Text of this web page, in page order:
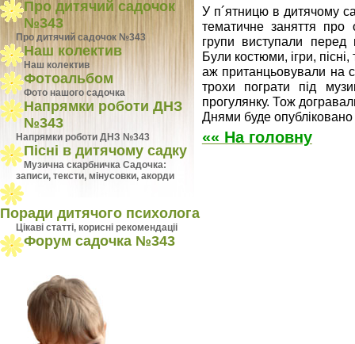
Про дитячий садочок
№343
Про дитячий садочок №343
Наш колектив
Наш колектив
Фотоальбом
Фото нашого садочка
Напрямки роботи ДНЗ
№343
Напрямки роботи ДНЗ №343
Пісні в дитячому садку
Музична скарбничка Садочка:
записи, тексти, мінусовки, акорди
Поради дитячого психолога
Цiкавi статтi, кориснi рекомендацii
Форум садочка №343
У п´ятницю в дитячому
тематичне заняття
групи виступали
Були костюми, ігри,
аж пританцьовували на
трохи пограти під
прогулянку. Тож
Днями буде опубліковано
«« На головну